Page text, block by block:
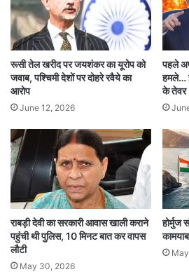
गौरतलब है कि यह घटना उस समय
ऑस्ट्रेलियाई महिला खिलाड़ी
थीं। इस मामले के बाद शहर में
सवाल खड़े हो गए थे। पुलिस ने
घटना के बाद विदेशी खिलाड़ियों की
प्रशासन ने होटलों और सार्वजनिक
सुरक्षा व्यवस्था के निर्देश दिए थे।
का कहना है कि इस मामले को
दोषियों को कड़ी सजा दिलाने के
रूसी तेल खरीद पर जयशंकर का यूरोप को
जवाब, पश्चिमी देशों पर दोहरे रवैये का
आरोप
June 12, 2026
पहले
हमले…
के तेवर
राबड़ी देवी का सरकारी आवास खाली कराने
पहुंची थी पुलिस, 10 मिनट बात कर वापस
लौटी
May 30, 2026
होर्मुज